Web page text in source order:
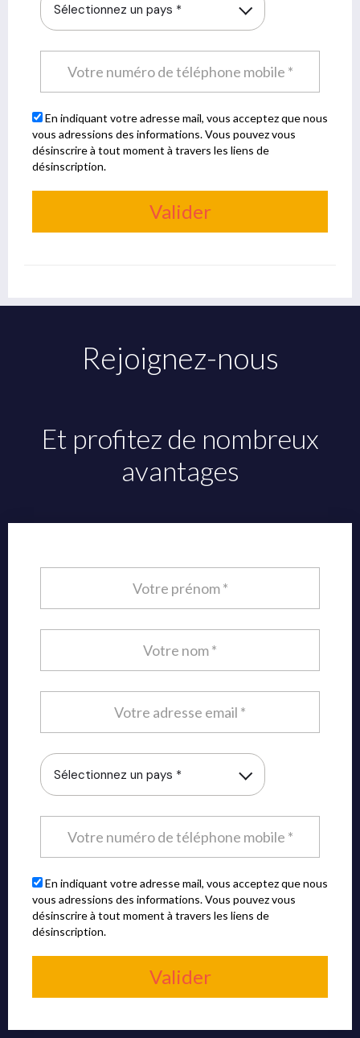
Sélectionnez un pays *
En indiquant votre adresse mail, vous acceptez que nous
vous adressions des informations. Vous pouvez vous
désinscrire à tout moment à travers les liens de
désinscription.
Valider
Rejoignez-nous
Et profitez de nombreux
avantages
Sélectionnez un pays *
En indiquant votre adresse mail, vous acceptez que nous
vous adressions des informations. Vous pouvez vous
désinscrire à tout moment à travers les liens de
désinscription.
Valider